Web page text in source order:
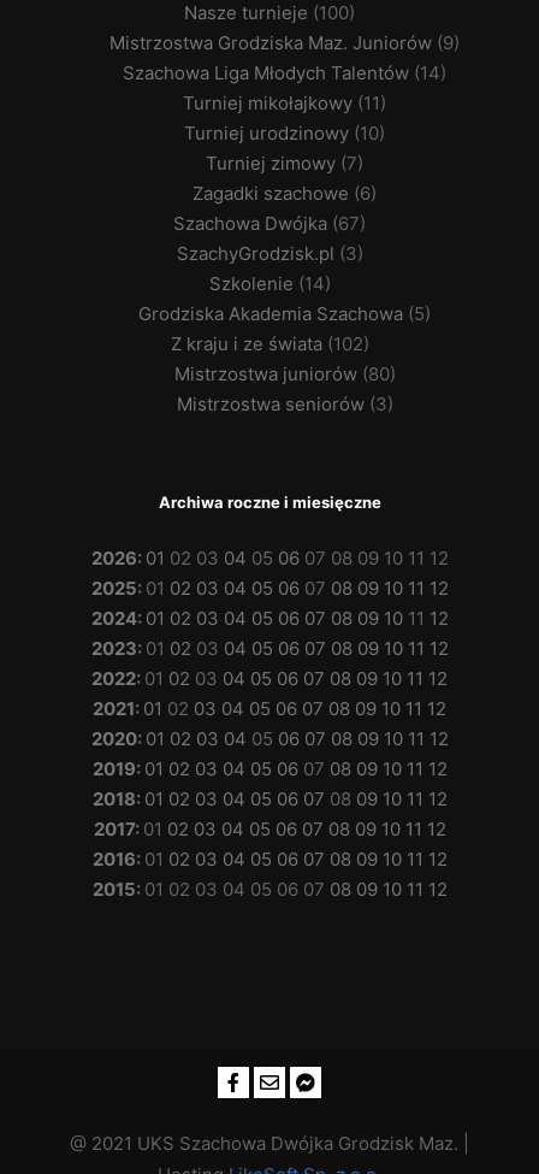
Nasze turnieje (100)
Mistrzostwa Grodziska Maz. Juniorów (9)
Szachowa Liga Młodych Talentów (14)
Turniej mikołajkowy (11)
Turniej urodzinowy (10)
Turniej zimowy (7)
Zagadki szachowe (6)
Szachowa Dwójka (67)
SzachyGrodzisk.pl (3)
Szkolenie (14)
Grodziska Akademia Szachowa (5)
Z kraju i ze świata(102)
Mistrzostwa juniorów(80)
Mistrzostwa seniorów(3)
Archiwa roczne i miesięczne
2026: 01 02 03 04 05 06 07 08 09 10 11 12
2025: 01 02 03 04 05 06 07 08 09 10 11 12
2024: 01 02 03 04 05 06 07 08 09 10 11 12
2023: 01 02 03 04 05 06 07 08 09 10 11 12
2022: 01 02 03 04 05 06 07 08 09 10 11 12
2021: 01 02 03 04 05 06 07 08 09 10 11 12
2020: 01 02 03 04 05 06 07 08 09 10 11 12
2019: 01 02 03 04 05 06 07 08 09 10 11 12
2018: 01 02 03 04 05 06 07 08 09 10 11 12
2017: 01 02 03 04 05 06 07 08 09 10 11 12
2016: 01 02 03 04 05 06 07 08 09 10 11 12
2015: 01 02 03 04 05 06 07 08 09 10 11 12
@ 2021 UKS Szachowa Dwójka Grodzisk Maz. |